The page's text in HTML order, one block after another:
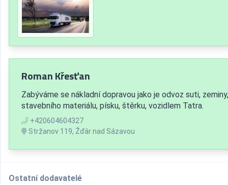
Roman Křesťan
Zabýváme se nákladní dopravou jako je odvoz suti, zeminy,
stavebního materiálu, písku, štěrku, vozidlem Tatra.
+420604604327
Stržanov 119, Žďár nad Sázavou
Ostatní dodavatelé